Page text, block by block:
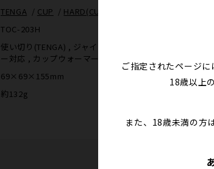
TENGA / CUP / HARD(CUP)
eギ
TOC-203H
使い切り(TENGA) , ジャイロローラー対応 , バキュームコ
ー対応 , カップウォーマー対応
69×69×155mm
約132g
ご指定されたページに
18歳以上
また、18歳未満の方